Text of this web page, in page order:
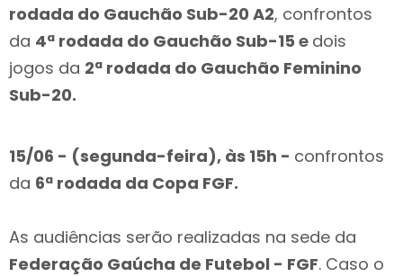
rodada do Gauchão Sub-20 A2, confrontos
da 4ª rodada do Gauchão Sub-15 e dois
jogos da 2ª rodada do Gauchão Feminino
Sub-20.
15/06 - (segunda-feira), às 15h - confrontos
da 6ª rodada da Copa FGF.
As audiências serão realizadas na sede da
Federação Gaúcha de Futebol - FGF. Caso o